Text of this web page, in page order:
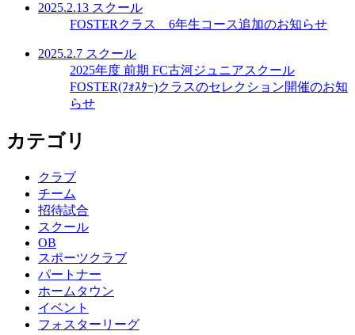
2025.2.13 スクール
FOSTERクラス 6年生コース追加のお知らせ
2025.2.7 スクール
2025年度 前期 FC古河ジュニアスクール
FOSTER(ﾌｫｽﾀｰ)クラスのセレクション開催のお知
らせ
カテゴリ
クラブ
チーム
招待試合
スクール
OB
スポーツクラブ
パートナー
ホームタウン
イベント
フォスターリーグ